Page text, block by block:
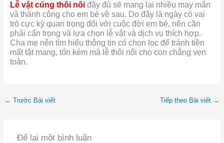
Lễ vật cúng thôi nôiđầy đủ sẽ mang lại nhiều may mắn
và thành công cho em bé về sau. Do đây là ngày có vai
trò cực kỳ quan trọng đối với cuộc đời em bé, nên cần
phải cẩn trọng và lựa chọn lễ vật và dịch vụ thích hợp.
Cha mẹ nên tìm hiểu thông tin có chọn lọc để tránh tiền
mất tật mang, tốn kém mà lễ thôi nôi cho con chẳng vẹn
toàn.
← Trước Bài viết Tiếp theo Bài viết →
Để lại một bình luận